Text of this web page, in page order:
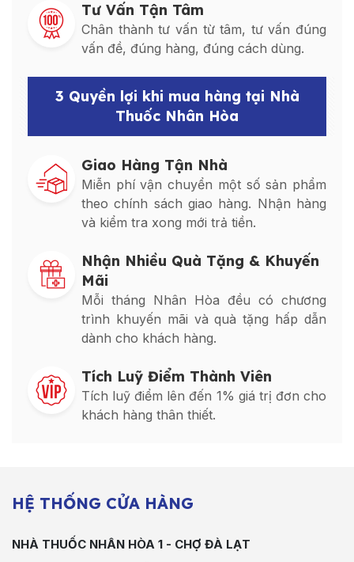
Tư Vấn Tận Tâm
Chân thành tư vấn từ tâm, tư vấn đúng
vấn đề, đúng hàng, đúng cách dùng.
3 Quyền lợi khi mua hàng tại Nhà
Thuốc Nhân Hòa
Giao Hàng Tận Nhà
Miễn phí vận chuyển một số sản phẩm
theo chính sách giao hàng. Nhận hàng
và kiểm tra xong mới trả tiền.
Nhận Nhiều Quà Tặng & Khuyến
Mãi
Mỗi tháng Nhân Hòa đều có chương
trình khuyến mãi và quà tặng hấp dẫn
dành cho khách hàng.
Tích Luỹ Điểm Thành Viên
Tích luỹ điểm lên đến 1% giá trị đơn cho
khách hàng thân thiết.
HỆ THỐNG CỬA HÀNG
NHÀ THUỐC NHÂN HÒA 1 - CHỢ ĐÀ LẠT